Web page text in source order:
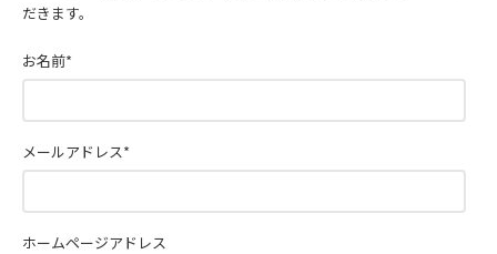
だきます。
お名前*
メールアドレス*
ホームページアドレス